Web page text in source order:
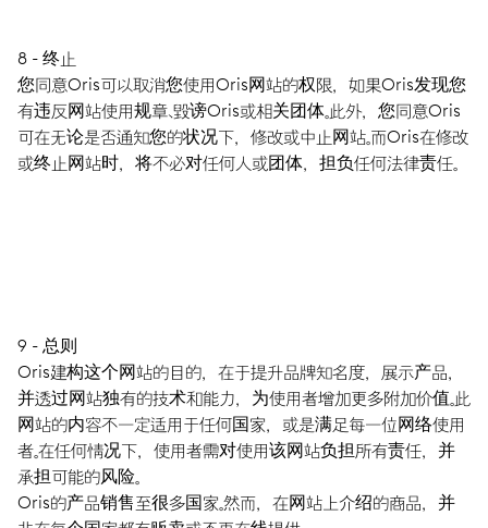
8 - 终止
您同意Oris可以取消您使用Oris网站的权限，如果Oris发现您
有违反网站使用规章、毁谤Oris或相关团体。此外，您同意Oris
可在无论是否通知您的状况下，修改或中止网站。而Oris在修改
或终止网站时，将不必对任何人或团体，担负任何法律责任。
9 - 总则
Oris建构这个网站的目的，在于提升品牌知名度，展示产品，
并透过网站独有的技术和能力，为使用者增加更多附加价值。此
网站的内容不一定适用于任何国家，或是满足每一位网络使用
者。在任何情况下，使用者需对使用该网站负担所有责任，并
承担可能的风险。
Oris的产品销售至很多国家。然而，在网站上介绍的商品，并